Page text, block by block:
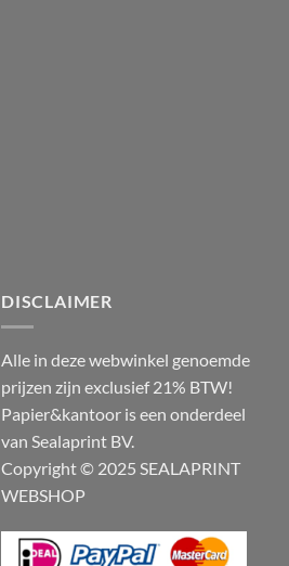
DISCLAIMER
Alle in deze webwinkel genoemde
prijzen zijn exclusief 21% BTW!
Papier&kantoor is een onderdeel
van Sealaprint BV.
Copyright © 2025 SEALAPRINT
WEBSHOP